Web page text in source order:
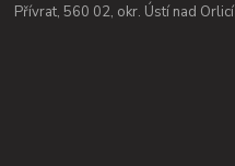
Přívrat, 560 02, okr. Ústí nad Orlicí